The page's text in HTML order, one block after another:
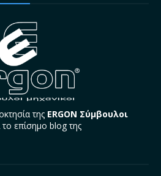
της ERGON Σύμβουλοι
το επίσημο blog της